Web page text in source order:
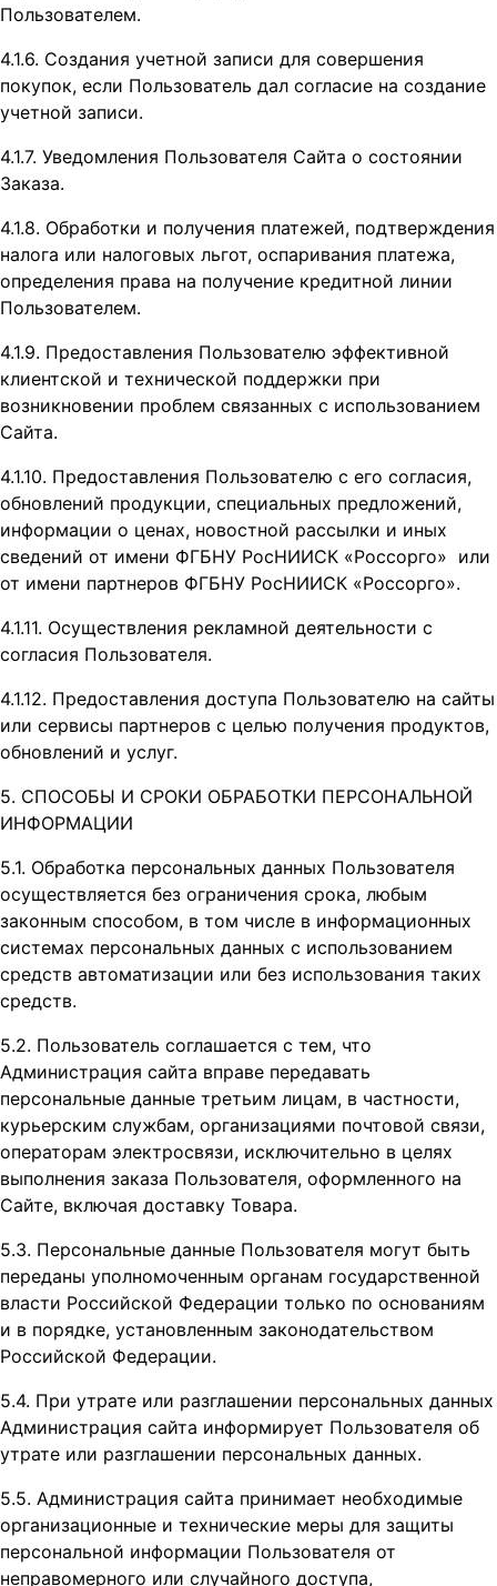
Пользователем.
4.1.6. Создания учетной записи для совершения
покупок, если Пользователь дал согласие на создание
учетной записи.
4.1.7. Уведомления Пользователя Сайта о состоянии
Заказа.
4.1.8. Обработки и получения платежей, подтверждения
налога или налоговых льгот, оспаривания платежа,
определения права на получение кредитной линии
Пользователем.
4.1.9. Предоставления Пользователю эффективной
клиентской и технической поддержки при
возникновении проблем связанных с использованием
Сайта.
4.1.10. Предоставления Пользователю с его согласия,
обновлений продукции, специальных предложений,
информации о ценах, новостной рассылки и иных
сведений от имени ФГБНУ РосНИИСК «Россорго» или
от имени партнеров ФГБНУ РосНИИСК «Россорго».
4.1.11. Осуществления рекламной деятельности с
согласия Пользователя.
4.1.12. Предоставления доступа Пользователю на сайты
или сервисы партнеров с целью получения продуктов,
обновлений и услуг.
5. СПОСОБЫ И СРОКИ ОБРАБОТКИ ПЕРСОНАЛЬНОЙ
ИНФОРМАЦИИ
5.1. Обработка персональных данных Пользователя
осуществляется без ограничения срока, любым
законным способом, в том числе в информационных
системах персональных данных с использованием
средств автоматизации или без использования таких
средств.
5.2. Пользователь соглашается с тем, что
Администрация сайта вправе передавать
персональные данные третьим лицам, в частности,
курьерским службам, организациями почтовой связи,
операторам электросвязи, исключительно в целях
выполнения заказа Пользователя, оформленного на
Сайте, включая доставку Товара.
5.3. Персональные данные Пользователя могут быть
переданы уполномоченным органам государственной
власти Российской Федерации только по основаниям
и в порядке, установленным законодательством
Российской Федерации.
5.4. При утрате или разглашении персональных данных
Администрация сайта информирует Пользователя об
утрате или разглашении персональных данных.
5.5. Администрация сайта принимает необходимые
организационные и технические меры для защиты
персональной информации Пользователя от
неправомерного или случайного доступа,